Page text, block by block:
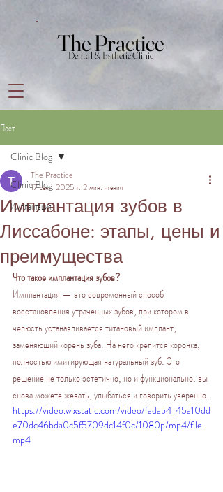
The Practice
The Practice
Dental & Esthetic Clinic
Dental & Esthetic Clinic
Пост
Clinic Blog
Имплантация
Clinic Blog
Имплантация зубов в
Лиссабоне: этапы, цены и
преимущества
The Practice
17 сент. 2025 г. 2 мин. чтения
Что такое имплантация зубов?
Имплантация — это современный способ
восстановления утраченных зубов, при котором в
челюсть устанавливается титановый имплант,
заменяющий корень зуба. На него крепится коронка,
полностью имитирующая натуральный зуб. Это
решение не только эстетично, но и функционально: вы
снова можете жевать, улыбаться и говорить уверенно.
https://video.wixstatic.com/video/fadab4_45a10dd
e70dc46bda0c5f5709dc14f0c/1080p/mp4/file.
mp4